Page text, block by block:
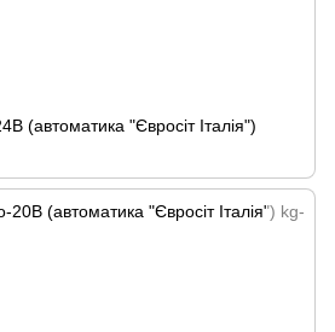
(автоматика "Євросіт Італія")